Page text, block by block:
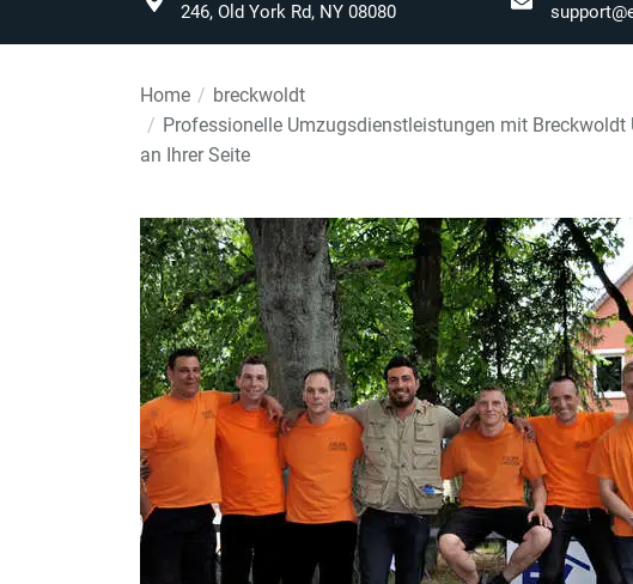
246, Old York Rd, NY 08080
Home
breckwoldt
Professionelle Umzugsdienstleistungen mit
an Ihrer Seite